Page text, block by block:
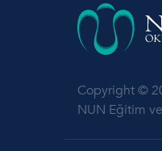
Copyright ©
NUN Eğitim